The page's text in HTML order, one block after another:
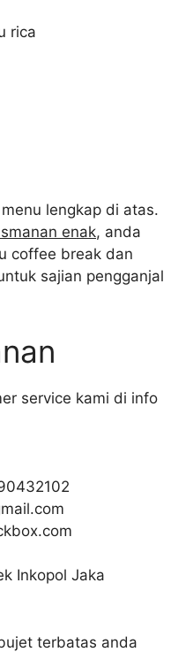
rica
lengkap di atas.
enak, anda
coffee break dan
sajian pengganjal
service kami di info
Inkopol Jaka
terbatas anda